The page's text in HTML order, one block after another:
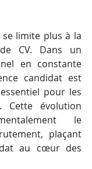
limite plus à la
CV. Dans un
en constante
candidat est
pour les
Cette évolution
le
plaçant
au cœur des